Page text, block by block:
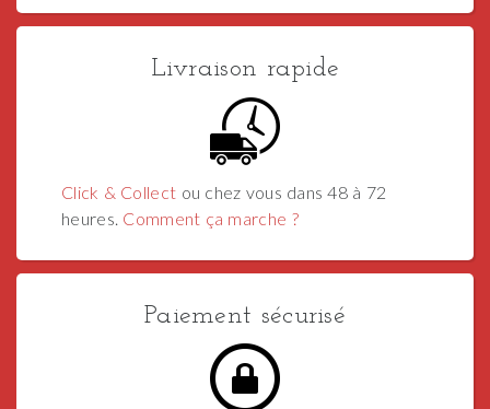
Livraison rapide
Click & Collect ou chez vous dans 48 à 72
heures. Comment ça marche ?
Paiement sécurisé